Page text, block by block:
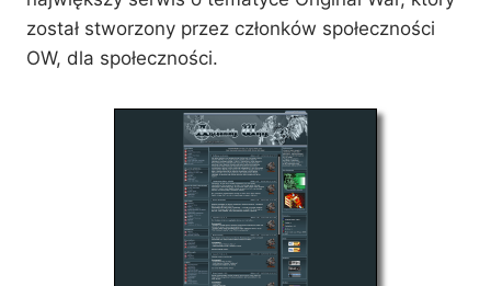
został stworzony przez członków społeczności
OW, dla społeczności.